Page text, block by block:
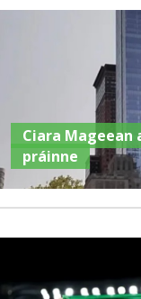
Ciara Mageean
práinne